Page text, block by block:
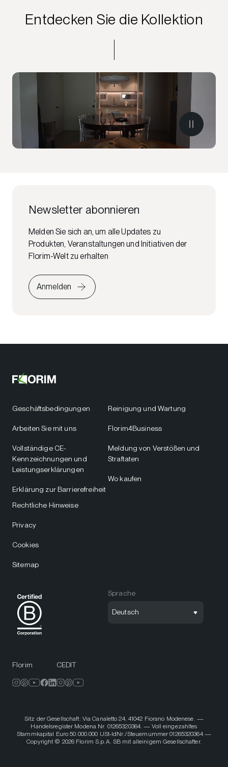
Entdecken Sie die Kollektion
Newsletter abonnieren
Melden Sie sich an, um alle Updates zu
Produkten, Veranstaltungen und Initiativen der
Florim-Welt zu erhalten
Anmelden
Geschäftsbedingungen
Arbeiten Sie mit uns
Vollständige CE-
Kennzeichnungen und
Leistungserklärungen
Erklärung zur Barrierefreiheit
Reinigung und Wartung
Florim4Business
Meldung von Verstößen und
Straftaten
Wo kaufen
Rechtliche Hinweise
Privacy
Cookies
Sitemap
Sprache
Deutsch
Florim CEDIT
Sitz der Gesellschaft: Via Canaletto 24, 41042 Fiorano Modenese. —
Handelsregister Modena Nr. 01265320364. — Voll eingezahltes
Stammkapital Euro 50.000.000 USt-IdNr./Steuernummer 01265320364 —
Copyright © 2026 Florim S.p.A. SB mit alleinigem Gesellschafter.